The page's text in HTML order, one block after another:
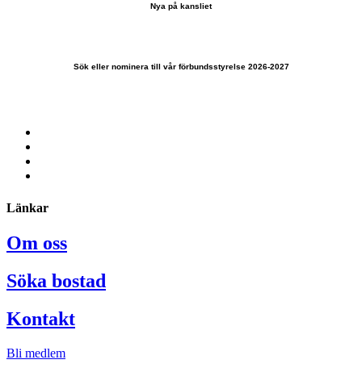
Nya på kansliet
Sök eller nominera till vår förbundsstyrelse 2026-2027
Länkar
Om oss
Söka bostad
Kontakt
Bli medlem